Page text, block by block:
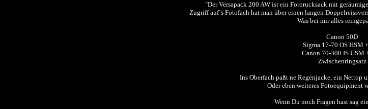
"Der Versapack 200 AW ist ein Fotorucksack mit
Zugriff auf`s Fotofach hat man über einen langen
Was bei mir alles
Canon 50D
Sigma 17-70 OS HSM
Canon 70-300 IS USM
Zwischenringsatz
Ins Oberfach paßt ne Regenjacke, ein Nettop
Oder eben weiteres Fotoequipment
Wenn Du noch Fragen hast sag